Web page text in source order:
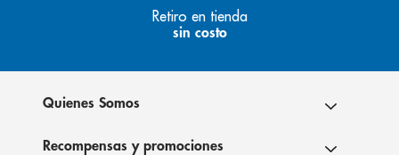
Retiro en tienda
sin costo
Quienes Somos
Recompensas y promociones